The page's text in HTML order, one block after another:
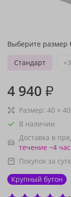
Выберите размер
Стандарт
4 940 ₽
Размер: 40 × 40
В наличии
Доставка в
течение ~4
Покупок за
Крупный бутон